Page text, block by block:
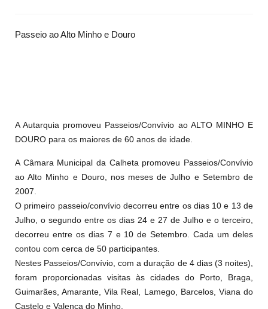
Passeio ao Alto Minho e Douro
A Autarquia promoveu Passeios/Convívio ao ALTO MINHO E
DOURO para os maiores de 60 anos de idade.
A Câmara Municipal da Calheta promoveu Passeios/Convívio
ao Alto Minho e Douro, nos meses de Julho e Setembro de
2007.
O primeiro passeio/convívio decorreu entre os dias 10 e 13 de
Julho, o segundo entre os dias 24 e 27 de Julho e o terceiro,
decorreu entre os dias 7 e 10 de Setembro. Cada um deles
contou com cerca de 50 participantes.
Nestes Passeios/Convívio, com a duração de 4 dias (3 noites),
foram proporcionadas visitas às cidades do Porto, Braga,
Guimarães, Amarante, Vila Real, Lamego, Barcelos, Viana do
Castelo e Valença do Minho.